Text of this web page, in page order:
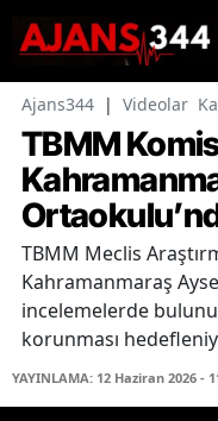
Ajans344 | Videolar
TBMM
TBMM Meclis
Kahramanmaraş
incelemelerde
korunması
YAYINLAMA: 12 Haziran 2026 -